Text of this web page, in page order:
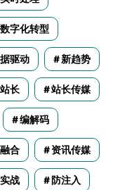
数字化转型
驱动 新趋势
站长 站长传媒
编解码
融合 资讯传媒
战 防注入